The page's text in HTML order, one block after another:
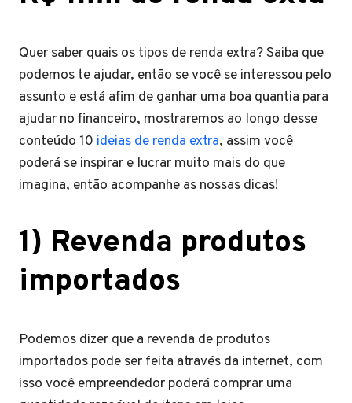
Quer saber quais os tipos de renda extra? Saiba que
podemos te ajudar, então se você se interessou pelo
assunto e está afim de ganhar uma boa quantia para
ajudar no financeiro, mostraremos ao longo desse
conteúdo 10 ideias de renda extra, assim você
poderá se inspirar e lucrar muito mais do que
imagina, então acompanhe as nossas dicas!
1) Revenda produtos
importados
Podemos dizer que a revenda de produtos
importados pode ser feita através da internet, com
isso você empreendedor poderá comprar uma